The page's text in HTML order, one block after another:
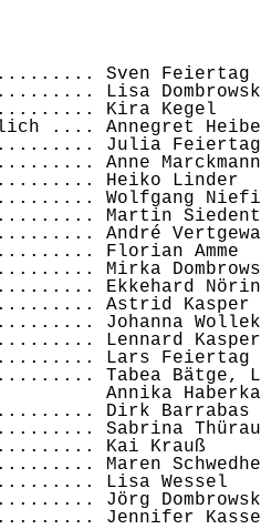
Sven Feiertag
Lisa
Kira Kegel
.... Annegret
Julia Feiertag
Anne Marckmann
Heiko Linder
Wolfgang
Martin
André
Florian Amme
Mirka
Ekkehard
Astrid Kasper
Johanna Wollek
Lennard Kasper
Lars Feiertag
Tabea Bätge,
Annika
Dirk Barrabas
Sabrina
Kai Krauß
Maren
Lisa Wessel
Jörg
Jennifer